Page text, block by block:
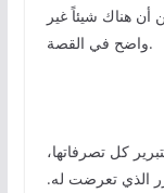
أن هناك شيئاً غير
واضح في القصة.
كل تصرفاتها،
الذي تعرضت له.